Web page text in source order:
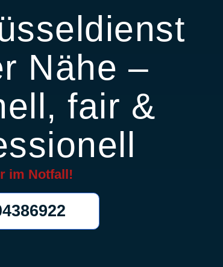
Nähe –
fair &
im Notfall!